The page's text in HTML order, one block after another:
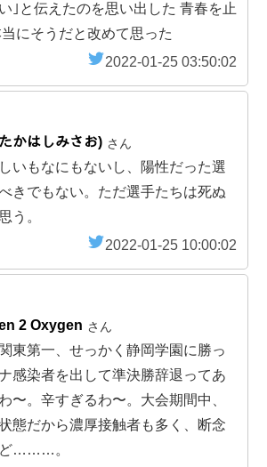
｣と伝えたのを思い出した 青春を止
にそうだと改めて思った
2022-01-25 03:50:02
かはしみさお) さん
いもなにもないし、陽性だった選
きでもない。ただ選手たちは死ぬ
う。
2022-01-25 10:00:02
2 Oxygen さん
東第一、せっかく静岡学園に勝っ
感染者を出して準決勝辞退ってあ
〜。辛すぎるわ〜。大会期間中、
態だから濃厚接触者も多く、断念
ど………。